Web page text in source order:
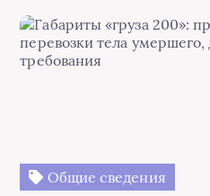
Общие сведения